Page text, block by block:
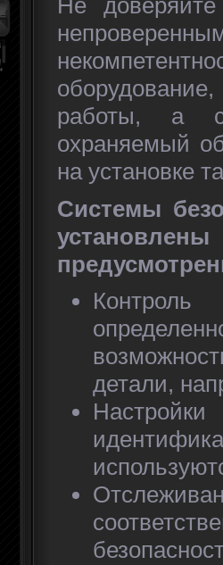
работы, а
охраняемый
на установке
Системы
детали,